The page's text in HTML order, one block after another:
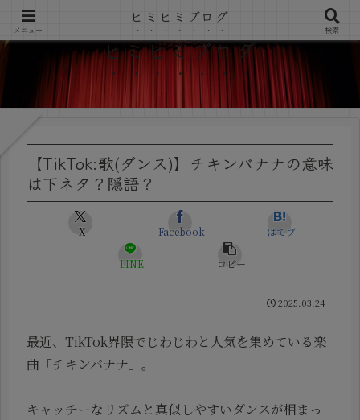
ヒミヒミブログ
【TikTok:歌(ダンス)】チキンバナナの意味
は下ネタ？隠語？
X Facebook はてブ
LINE コピー
2025.03.24
最近、TikTok界隈でじわじわと人気を集めている楽
曲「チキンバナナ」。
キャッチーなリズムと真似しやすいダンスが相まっ
メニュー
ヒミヒミブログ
検索